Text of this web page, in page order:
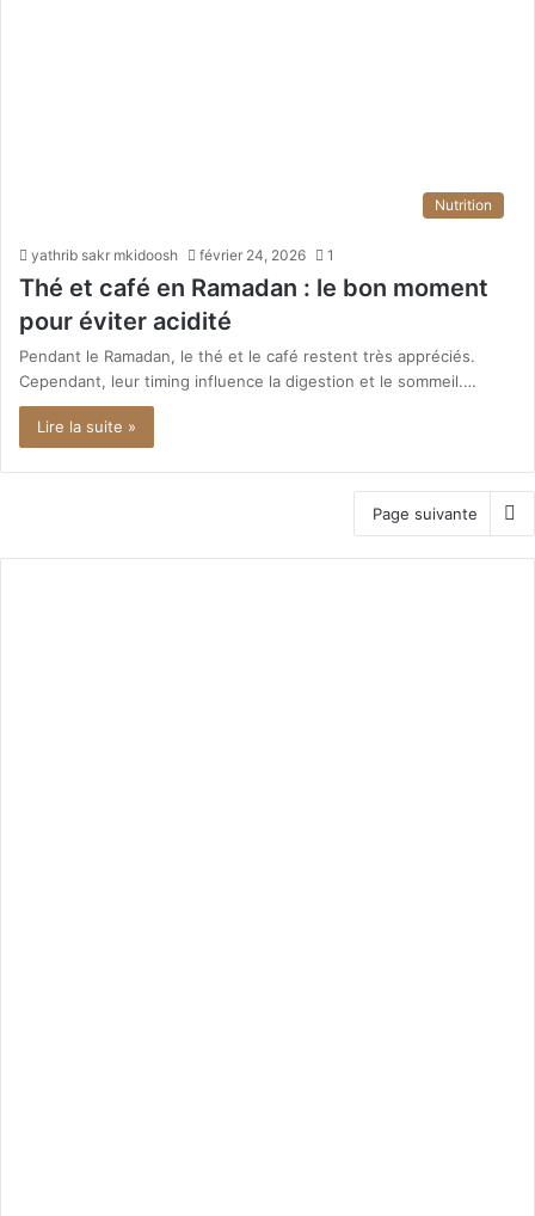
Nutrition
yathrib sakr mkidoosh février 24, 2026 1
Thé et café en Ramadan : le bon moment
pour éviter acidité
Pendant le Ramadan, le thé et le café restent très appréciés.
Cependant, leur timing influence la digestion et le sommeil.…
Lire la suite »
Page suivante